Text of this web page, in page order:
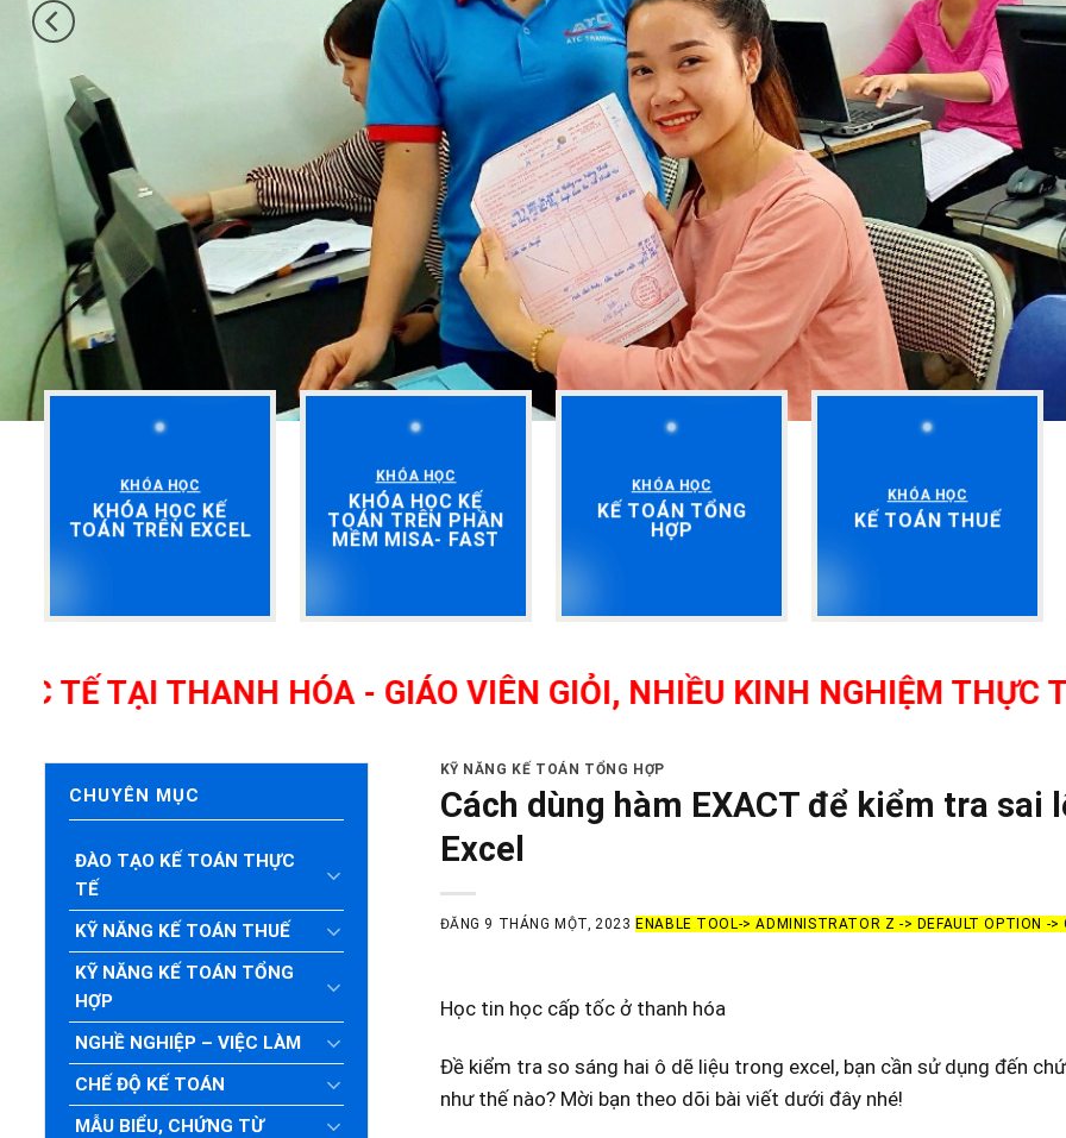
KHÓA HỌC
KHÓA HỌC KẾ
TOÁN TRÊN EXCEL
KHÓA HỌC
KHÓA HỌC KẾ
TOÁN TRÊN PHẦN
MỀM MISA- FAST
KHÓA HỌC
KẾ TOÁN TỔNG
HỢP
KHÓA HỌC
KẾ TOÁN THUẾ
THANH HÓA - GIÁO VIÊN GIỎI, NHIỀU KINH NGHIỆM THỰC TẾ,
CHUYÊN MỤC
ĐÀO TẠO KẾ TOÁN THỰC
TẾ
KỸ NĂNG KẾ TOÁN THUẾ
KỸ NĂNG KẾ TOÁN TỔNG
HỢP
NGHỀ NGHIỆP – VIỆC LÀM
CHẾ ĐỘ KẾ TOÁN
MẪU BIỂU, CHỨNG TỪ
KỸ NĂNG KẾ TOÁN TỔNG HỢP
Cách dùng hàm EXACT để kiểm tra
Excel
ĐĂNG 9 THÁNG MỘT, 2023 ENABLE TOOL-> ADMINISTRATOR Z -> DEFAULT OPTION -
Học tin học cấp tốc ở thanh hóa
Đề kiểm tra so sáng hai ô dẽ liệu trong excel, bạn cần sử dụng đến
như thế nào? Mời bạn theo dõi bài viết dưới đây nhé!